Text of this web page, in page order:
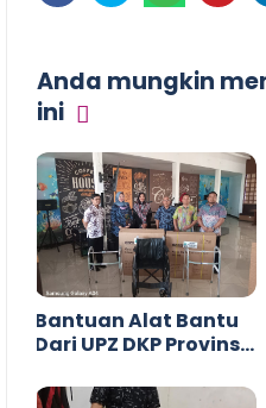
Anda mungkin
ini
Bantuan Alat Bantu
Dari UPZ DKP Provinsi